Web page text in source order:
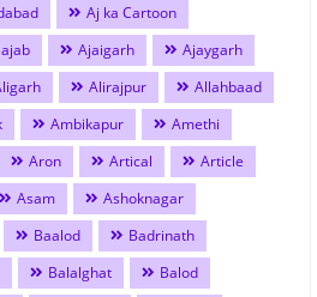
Aj ka Cartoon
Ajaigarh
Ajaygarh
Alirajpur
Allahbaad
Ambikapur
Amethi
Aron Artical
Article
Asam
Ashoknagar
Baalod
Badrinath
Balalghat
Balod